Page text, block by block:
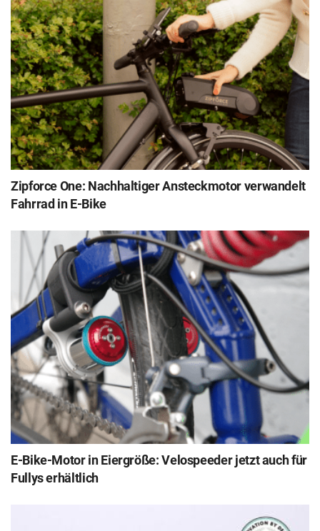
Zipforce One: Nachhaltiger Ansteckmotor verwandelt
Fahrrad in E-Bike
E-Bike-Motor in Eiergröße: Velospeeder jetzt auch für
Fullys erhältlich